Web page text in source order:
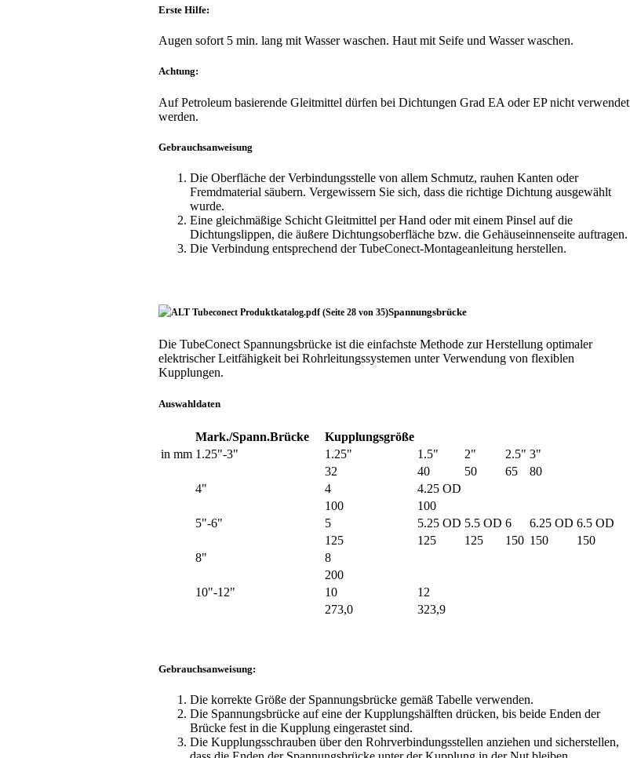
Erste Hilfe:
Augen sofort 5 min. lang mit Wasser waschen. Haut mit Seife und Wasser waschen.
Achtung:
Auf Petroleum basierende Gleitmittel dürfen bei Dichtungen Grad EA oder EP nicht verwendet
werden.
Gebrauchsanweisung
Die Oberfläche der Verbindungsstelle von allem Schmutz, rauhen Kanten oder
Fremdmaterial säubern. Vergewissern Sie sich, dass die richtige Dichtung ausgewählt
wurde.
Eine gleichmäßige Schicht Gleitmittel per Hand oder mit einem Pinsel auf die
Dichtungslippen, die äußere Dichtungsoberfläche bzw. die Gehäuseinnenseite auftragen.
Die Verbindung entsprechend der TubeConect-Montageanleitung herstellen.
Spannungsbrücke
Die TubeConect Spannungsbrücke ist die einfachste Methode zur Herstellung optimaler
elektrischer Leitfähigkeit bei Rohrleitungssystemen unter Verwendung von flexiblen
Kupplungen.
Auswahldaten
Mark./Spann.Brücke
Kupplungsgröße
in mm 1.25"-3" 1.25" 1.5" 2" 2.5" 3"
32
40 50 65
80
4"
4
4.25 OD
100
100
5"-6"
5 5.25 OD 5.5 OD 6 6.25 OD 6.5 OD
125
125 125 150 150
150
8"
8
200
10"-12"
10
12
273,0
323,9
Gebrauchsanweisung:
Die korrekte Größe der Spannungsbrücke gemäß Tabelle verwenden.
Die Spannungsbrücke auf eine der Kupplungshälften drücken, bis beide Enden der
Brücke fest in die Kupplung eingerastet sind.
Die Kupplungsschrauben über den Rohrverbindungsstellen anziehen und sicherstellen,